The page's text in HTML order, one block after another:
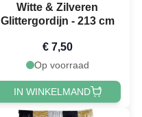
Witte & Zilveren
Glittergordijn - 213 cm
€ 7,50
Op voorraad
IN WINKELMAND